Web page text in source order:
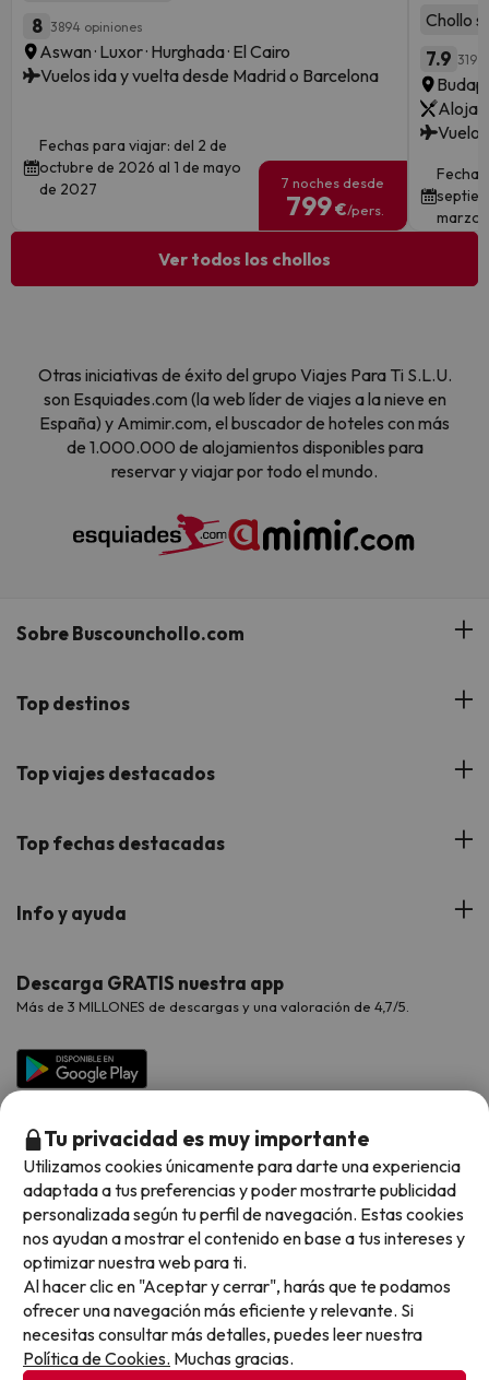
8 3894 opiniones
Aswan · Luxor · Hurghada · El Cairo
Vuelos ida y vuelta desde Madrid o Barcelona
Fechas para viajar: del 2 de
octubre de 2026 al 1 de mayo
de 2027
7 noches desde
799€/pers.
Chollo
7.9 319
marzo
Ver todos los chollos
Otras iniciativas de éxito del grupo Viajes Para Ti S.L.U.
son Esquiades.com (la web líder de viajes a la nieve en
España) y Amimir.com, el buscador de hoteles con más
de 1.000.000 de alojamientos disponibles para
reservar y viajar por todo el mundo.
Sobre Buscounchollo.com
¿Quiénes somos?
Buscounchollo en los medios
Proveedores
Viajes para grupos
Top destinos
Hoteles Andalucía
Hoteles Cataluña
Hoteles Galicia
Hoteles Salou
Top viajes destacados
Viajes con Niños
Viajes de Novios
Chollos con Todo Incluido
Chollos en la playa
Hoteles con toboganes
Selección de la Newsletter
Los favoritos de nuestros clientes
Top fechas destacadas
Verano
Vacaciones en Agosto
Vacaciones en Octubre
Vacaciones en Noviembre
Info y ayuda
Contáctanos
Preguntas frecuentes
Descarga GRATIS nuestra app
Más de 3 MILLONES de descargas y una valoración de 4,7/5.
Métodos de pago disponibles
Condiciones generales
Tu privacidad es muy importante
Utilizamos cookies únicamente para darte una experiencia
adaptada a tus preferencias y poder mostrarte publicidad
personalizada según tu perfil de navegación. Estas cookies
nos ayudan a mostrar el contenido en base a tus intereses y
optimizar nuestra web para ti.
Al hacer clic en "Aceptar y cerrar", harás que te podamos
ofrecer una navegación más eficiente y relevante. Si
necesitas consultar más detalles, puedes leer nuestra
Política de Cookies. Muchas gracias.